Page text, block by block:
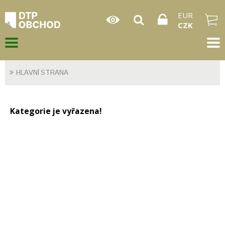
EUR
CZK
HLAVNÍ STRANA
Kategorie je vyřazena!